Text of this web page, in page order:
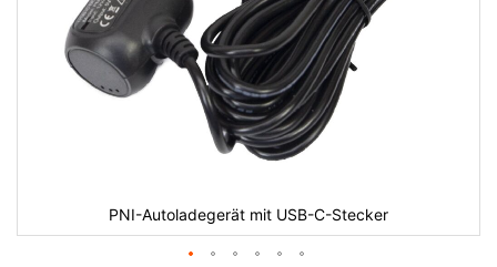
PNI-Autoladegerät mit USB-C-Stecker